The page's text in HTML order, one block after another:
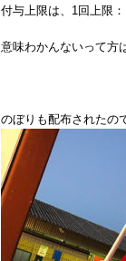
付与上限は、1回上限
意味わかんないって方
のぼりも配布されたの